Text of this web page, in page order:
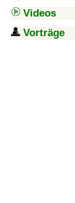
Videos
Vorträge